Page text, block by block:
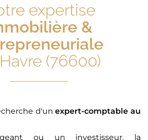
expertise
&
(76600)
d'unexpert-comptable au
ou un investisseur, la